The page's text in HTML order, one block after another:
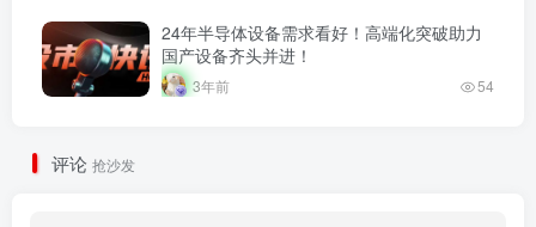
24年半导体设备需求看好！高端化突破助力
国产设备齐头并进！
3年前 54
评论 抢沙发